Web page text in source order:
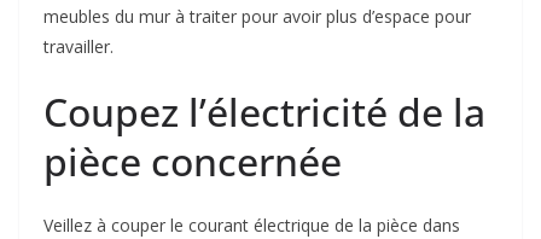
meubles du mur à traiter pour avoir plus d’espace pour
travailler.
Coupez l’électricité de la
pièce concernée
Veillez à couper le courant électrique de la pièce dans